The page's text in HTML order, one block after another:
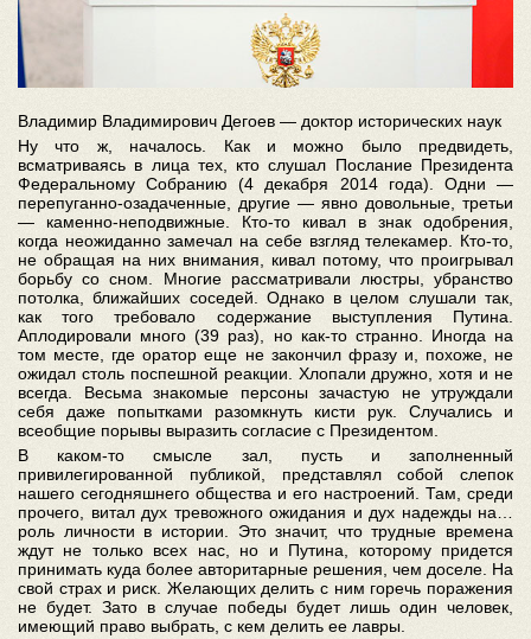
Владимир Владимирович Дегоев — доктор исторических наук
Ну что ж, началось. Как и можно было предвидеть,
всматриваясь в лица тех, кто слушал Послание Президента
Федеральному Собранию (4 декабря 2014 года). Одни —
перепуганно-озадаченные, другие — явно довольные, третьи
— каменно-неподвижные. Кто-то кивал в знак одобрения,
когда неожиданно замечал на себе взгляд телекамер. Кто-то,
не обращая на них внимания, кивал потому, что проигрывал
борьбу со сном. Многие рассматривали люстры, убранство
потолка, ближайших соседей. Однако в целом слушали так,
как того требовало содержание выступления Путина.
Аплодировали много (39 раз), но как-то странно. Иногда на
том месте, где оратор еще не закончил фразу и, похоже, не
ожидал столь поспешной реакции. Хлопали дружно, хотя и не
всегда. Весьма знакомые персоны зачастую не утруждали
себя даже попытками разомкнуть кисти рук. Случались и
всеобщие порывы выразить согласие с Президентом.
В каком-то смысле зал, пусть и заполненный
привилегированной публикой, представлял собой слепок
нашего сегодняшнего общества и его настроений. Там, среди
прочего, витал дух тревожного ожидания и дух надежды на…
роль личности в истории. Это значит, что трудные времена
ждут не только всех нас, но и Путина, которому придется
принимать куда более авторитарные решения, чем доселе. На
свой страх и риск. Желающих делить с ним горечь поражения
не будет. Зато в случае победы будет лишь один человек,
имеющий право выбрать, с кем делить ее лавры.